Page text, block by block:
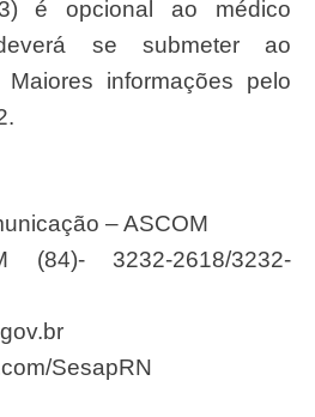
é opcional ao médico
se submeter ao
informações pelo
– ASCOM
(84)- 3232-2618/3232-
SesapRN